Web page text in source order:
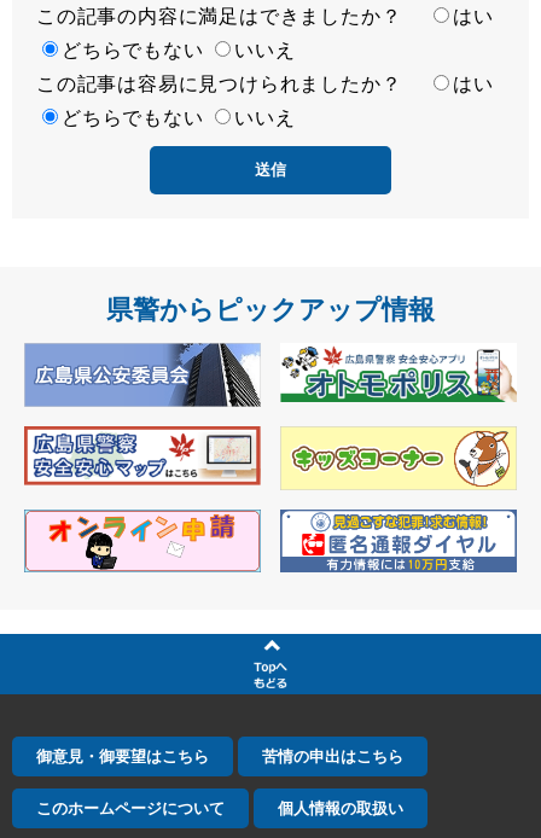
満
足
度
この記事の内容に満足はできましたか？
はい
どちらでもない
いいえ
容
易
この記事は容易に見つけられましたか？
はい
どちらでもない
いいえ
県警からピックアップ情報
御意見・御要望はこちら 苦情の申出はこちら
このホームページについて 個人情報の取扱い